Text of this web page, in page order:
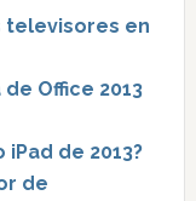
televisores en
Office 2013
de 2013?
de